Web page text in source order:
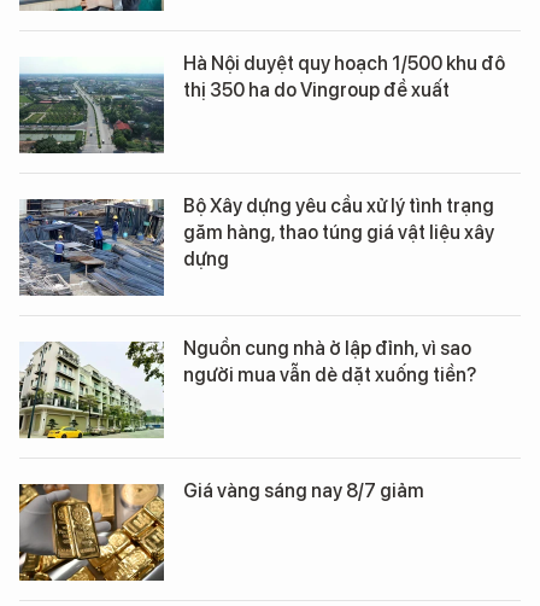
Hà Nội duyệt quy hoạch 1/500 khu đô
thị 350 ha do Vingroup đề xuất
Bộ Xây dựng yêu cầu xử lý tình trạng
găm hàng, thao túng giá vật liệu xây
dựng
Nguồn cung nhà ở lập đỉnh, vì sao
người mua vẫn dè dặt xuống tiền?
Giá vàng sáng nay 8/7 giảm